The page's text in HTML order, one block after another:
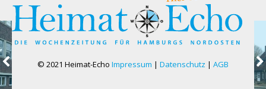
© 2021 Heimat-Echo Impressum | Datenschutz | AGB